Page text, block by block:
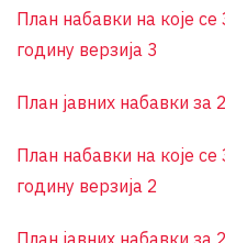
План набавки на које
годину верзија 3
План јавних набавки за
План набавки на које
годину верзија 2
План јавних набавки за